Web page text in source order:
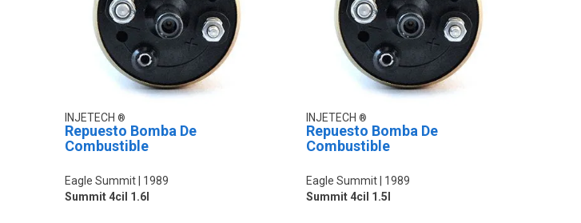
INJETECH
Repuesto Bomba De
Combustible
Eagle Summit
1989
Summit 4cil 1.6l
INJETECH
Repuesto Bomba De
Combustible
Eagle Summit
1989
Summit 4cil 1.5l